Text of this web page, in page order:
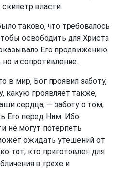
власти.
таково, что требовалось
освободить для Христа
Его продвижению
но и сопротивление.
в мир, Бог проявил заботу,
какую проявляет также,
сердца, — заботу о том,
Его перед Ним. Ибо
не могут потерпеть
ожидать утешений от
тот, кто приготовлен для
в грехе и